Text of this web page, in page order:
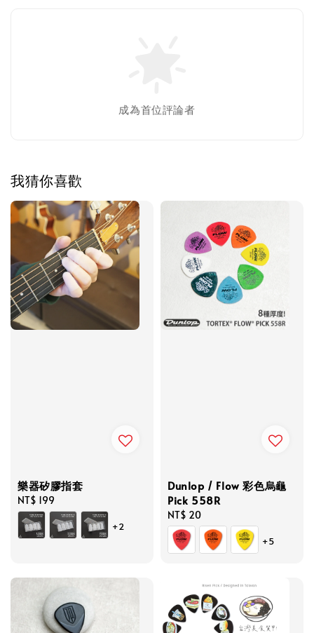
成為首位評論者
我猜你喜歡
樂器矽膠指套
Regular
price
NT$ 199
+2
Dunlop / Flow 彩色烏龜
Pick 558R
Regular
price
NT$ 20
+5